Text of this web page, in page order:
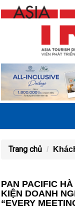
Trang chủ
PAN PACIFIC
KIỆN DOANH
“EVERY